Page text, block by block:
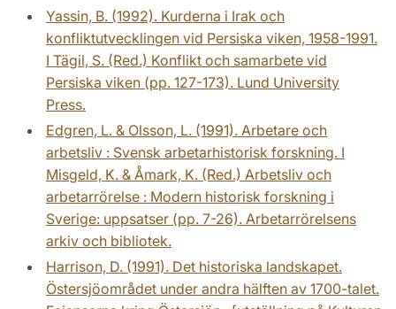
Yassin, B. (1992). Kurderna i Irak och
konfliktutvecklingen vid Persiska viken, 1958-1991.
I Tägil, S. (Red.) Konflikt och samarbete vid
Persiska viken (pp. 127-173). Lund University
Press.
Edgren, L. & Olsson, L. (1991). Arbetare och
arbetsliv : Svensk arbetarhistorisk forskning. I
Misgeld, K. & Åmark, K. (Red.) Arbetsliv och
arbetarrörelse : Modern historisk forskning i
Sverige: uppsatser (pp. 7-26). Arbetarrörelsens
arkiv och bibliotek.
Harrison, D. (1991). Det historiska landskapet.
Östersjöområdet under andra hälften av 1700-talet.